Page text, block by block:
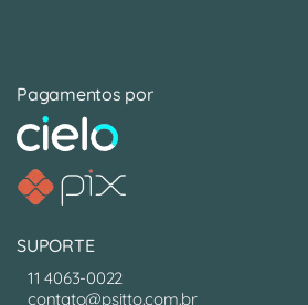
Pagamentos por
SUPORTE
11 4063-0022
contato@psitto.com.br